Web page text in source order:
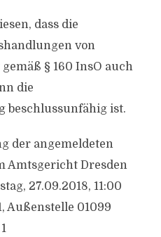
dass die
von
§ 160 InsO auch
die
beschlussunfähig ist.
der angemeldeten
Amtsgericht Dresden
27.09.2018, 11:00
Außenstelle 01099